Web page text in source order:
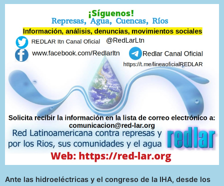
Ante las hidroeléctricas y el congreso de la IHA, desde los